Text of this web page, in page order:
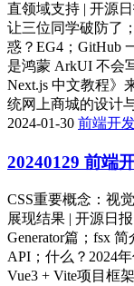
直领域支持 | 开源
让三位同学破防了
惑？EG4；GitHub
是鸿蒙 ArkUI 不会
Next.js 中文教程》
统网上商城的设计
2024-01-30 前端开
20240129 前端
CSS重要概念：视
展现结果 | 开源日
Generator篇；fsx
API；什么？2024
Vue3 + Vite项目框